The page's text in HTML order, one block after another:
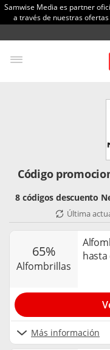
Samwise Media es partner
a través de nuestras
Código
8 códigos descuento
Última
65%
alfombrillas
hasta
Más información